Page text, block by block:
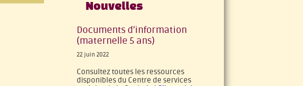
Nouvelles
Documents d’information
(maternelle 5 ans)
22 juin 2022
Consultez toutes les ressources
disponibles du Centre de services